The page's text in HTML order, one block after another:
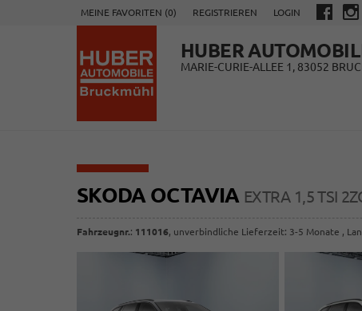
MEINE FAVORITEN (0) REGISTRIEREN LOGIN
HUBER
MARIE-CURIE-ALLEE 1, 83052
SKODA OCTAVIA EXTRA 1,5 TSI
Fahrzeugnr.: 111016, unverbindliche Lieferzeit: 3-5 Monate ,